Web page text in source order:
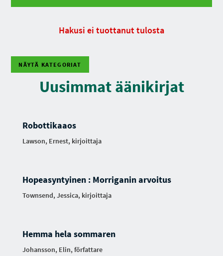
Hakusi ei tuottanut tulosta
NÄYTÄ KATEGORIAT
Uusimmat äänikirjat
Robottikaaos
Lawson, Ernest, kirjoittaja
Hopeasyntyinen : Morriganin arvoitus
Townsend, Jessica, kirjoittaja
Hemma hela sommaren
Johansson, Elin, författare